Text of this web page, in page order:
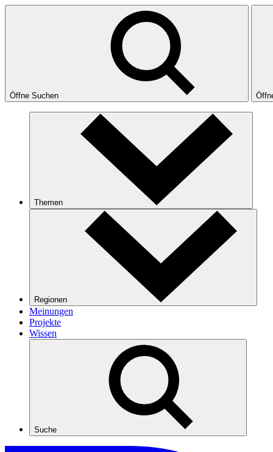
Öffne Suchen
Themen
Regionen
Meinungen
Projekte
Wissen
Suche